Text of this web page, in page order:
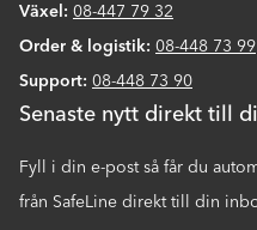
Växel: 08-447 79 32
Order & logistik: 08-448 73 99
Support: 08-448 73 90
Senaste nytt direkt till
Fyll i din e-post så får du
från SafeLine direkt till din